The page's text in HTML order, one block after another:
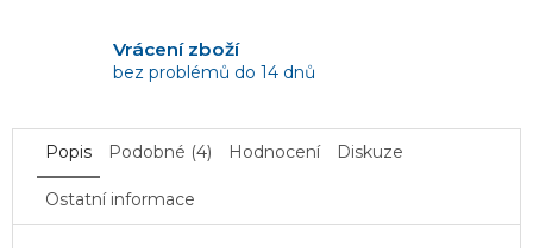
Vrácení zboží
bez problémů do 14 dnů
Popis Podobné (4) Hodnocení Diskuze
Ostatní informace